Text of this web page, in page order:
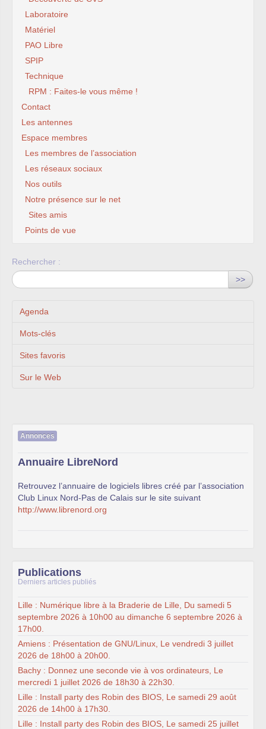
Laboratoire
Matériel
PAO Libre
SPIP
Technique
RPM : Faites-le vous même !
Contact
Les antennes
Espace membres
Les membres de l’association
Les réseaux sociaux
Nos outils
Notre présence sur le net
Sites amis
Points de vue
Rechercher :
>>
Agenda
Mots-clés
Sites favoris
Sur le Web
Annonces
Annuaire LibreNord
Retrouvez l’annuaire de logiciels libres créé par l’association
Club Linux Nord-Pas de Calais sur le site suivant
http://www.librenord.org
Publications
Derniers articles publiés
Lille : Numérique libre à la Braderie de Lille, Du samedi 5
septembre 2026 à 10h00 au dimanche 6 septembre 2026 à
17h00.
Amiens : Présentation de GNU/Linux, Le vendredi 3 juillet
2026 de 18h00 à 20h00.
Bachy : Donnez une seconde vie à vos ordinateurs, Le
mercredi 1 juillet 2026 de 18h30 à 22h30.
Lille : Install party des Robin des BIOS, Le samedi 29 août
2026 de 14h00 à 17h30.
Lille : Install party des Robin des BIOS, Le samedi 25 juillet